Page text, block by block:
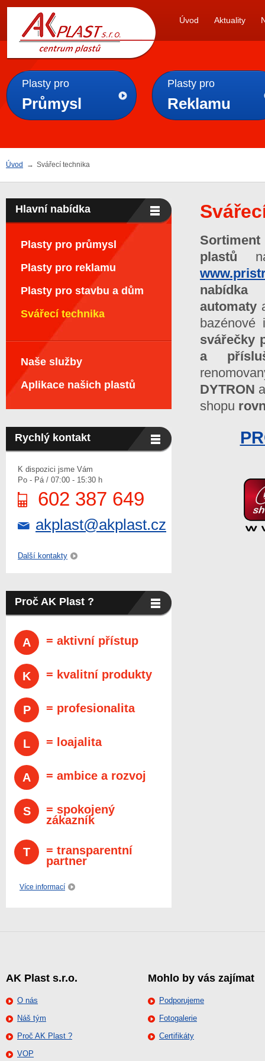
AKPLAST s.r.o.
Úvod Aktuality
Plasty pro
Průmysl
Plasty pro
Reklamu
Úvod → Svářecí technika
Sortiment
plastů
automaty
svářečky
a
DYTRON
shopu
Hlavní nabídka
Plasty pro průmysl
Plasty pro reklamu
Plasty pro stavbu a dům
Svářecí technika
Naše služby
Aplikace našich plastů
Rychlý kontakt
K dispozici jsme Vám
Po - Pá / 07:00 - 15:30 h
602 387 649
akplast@akplast.cz
Další kontakty
Proč AK Plast ?
A = aktivní přístup
K = kvalitní produkty
P = profesionalita
L = loajalita
A = ambice a rozvoj
S
= spokojený
zákazník
T
= transparentní
partner
Více informací
AK Plast s.r.o.
O nás
Náš tým
Proč AK Plast ?
VOP
Mohlo by vás zajímat
Podporujeme
Fotogalerie
Certifikáty